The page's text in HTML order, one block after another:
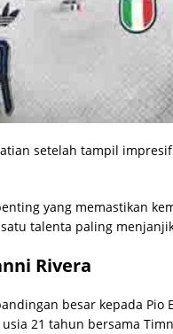
setelah tampil
yang memastikan
talenta paling
Rivera
besar kepada Pio
21 tahun bersama